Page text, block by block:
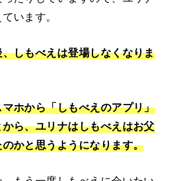
います。
しもべえは登場しなくなりま
ホから「しもべえのアプリ」
ら、ユリナはしもべえはお父
かと思うようになります。